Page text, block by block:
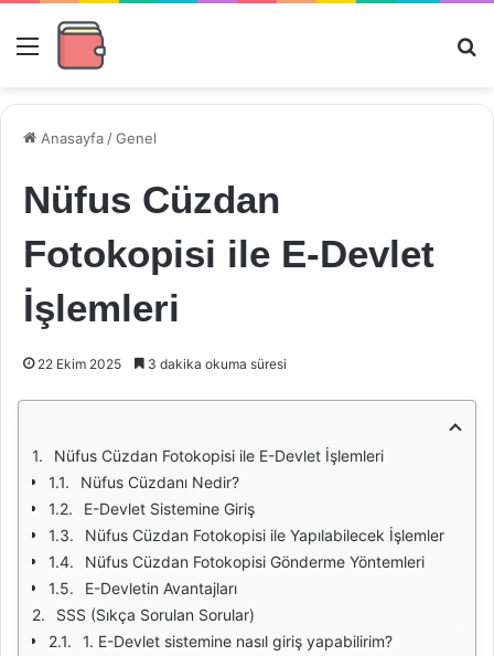
Menü
Anasayfa /Genel
Nüfus Cüzdan
Fotokopisi ile E-Devlet
İşlemleri
22 Ekim 2025 3 dakika okuma süresi
Nüfus Cüzdan Fotokopisi ile E-Devlet İşlemleri
Nüfus Cüzdanı Nedir?
E-Devlet Sistemine Giriş
Nüfus Cüzdan Fotokopisi ile Yapılabilecek İşlemler
Nüfus Cüzdan Fotokopisi Gönderme Yöntemleri
E-Devletin Avantajları
SSS (Sıkça Sorulan Sorular)
1. E-Devlet sistemine nasıl giriş yapabilirim?